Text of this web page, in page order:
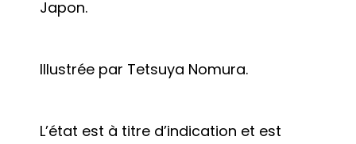
Japon.
Illustrée par Tetsuya Nomura.
L’état est à titre d’indication et est